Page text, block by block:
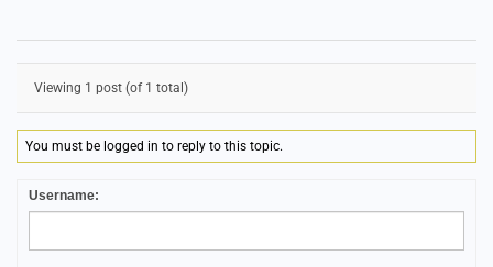
Viewing 1 post (of 1 total)
You must be logged in to reply to this topic.
Username: